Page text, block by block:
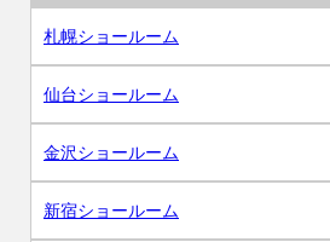
札幌ショールーム
仙台ショールーム
金沢ショールーム
新宿ショールーム